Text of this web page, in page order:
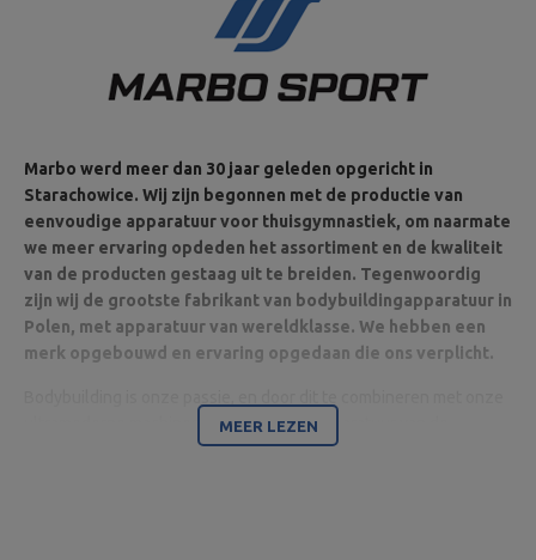
Marbo werd meer dan 30 jaar geleden opgericht in
Starachowice. Wij zijn begonnen met de productie van
eenvoudige apparatuur voor thuisgymnastiek, om naarmate
we meer ervaring opdeden het assortiment en de kwaliteit
van de producten gestaag uit te breiden. Tegenwoordig
zijn wij de grootste fabrikant van bodybuildingapparatuur in
Polen, met apparatuur van wereldklasse. We hebben een
merk opgebouwd en ervaring opgedaan die ons verplicht.
ultramoderne machines zijn wij in staat apparatuur van de
hoogste kwaliteit te leveren, gemaakt met aandacht voor detail
MEER LEZEN